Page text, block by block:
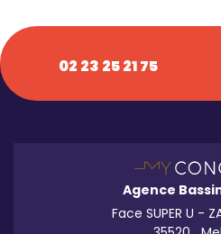
02 23 25 21 75
Agence
Face SUPER U -